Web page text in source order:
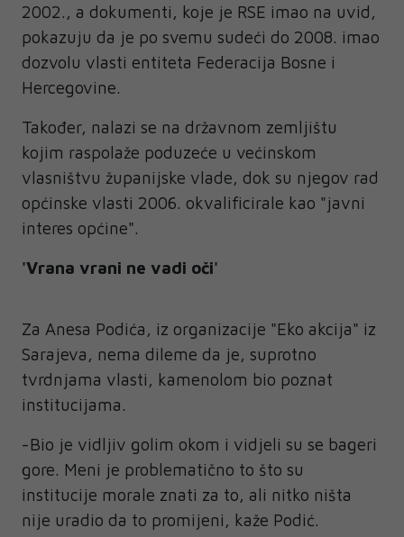
2002., a dokumenti, koje je RSE imao na uvid,
pokazuju da je po svemu sudeći do 2008. imao
dozvolu vlasti entiteta Federacija Bosne i
Hercegovine.
Također, nalazi se na državnom zemljištu
kojim raspolaže poduzeće u većinskom
vlasništvu županijske vlade, dok su njegov rad
općinske vlasti 2006. okvalificirale kao "javni
interes općine".
'Vrana vrani ne vadi oči'
Za Anesa Podića, iz organizacije "Eko akcija" iz
Sarajeva, nema dileme da je, suprotno
tvrdnjama vlasti, kamenolom bio poznat
institucijama.
-Bio je vidljiv golim okom i vidjeli su se bageri
gore. Meni je problematično to što su
institucije morale znati za to, ali nitko ništa
nije uradio da to promijeni, kaže Podić.